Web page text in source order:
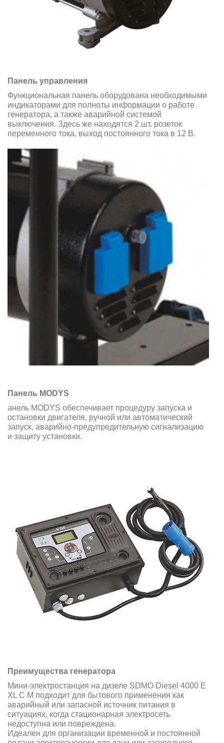
Панель управления
Функциональная панель оборудована необходимыми
индикаторами для полноты информации о работе
генератора, а также аварийной системой
выключения. Здесь же находятся 2 шт. розеток
переменного тока, выход постоянного тока в 12 В.
Панель MODYS
анель MODYS обеспечивает процедуру запуска и
остановки двигателя, ручной или автоматический
запуск, аварийно-предупредительную сигнализацию
и защиту установки.
Преимущества генератора
Мини-электростанция на дизеле SDMO Diesel 4000 E
XL C M подходит для бытового применения как
аварийный или запасной источник питания в
ситуациях, когда стационарная электросеть
недоступна или повреждена.
Идеален для организации временной и постоянной